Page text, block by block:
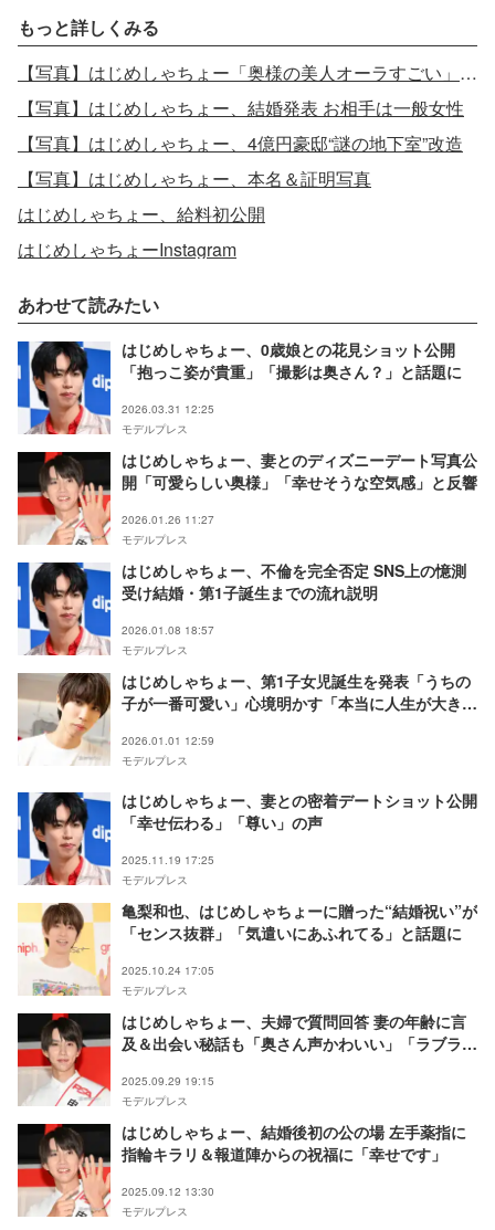
もっと詳しくみる
【写真】はじめしゃちょー「奥様の美人オーラすごい」和装ウェディングフォト
【写真】はじめしゃちょー、結婚発表 お相手は一般女性
【写真】はじめしゃちょー、4億円豪邸“謎の地下室”改造
【写真】はじめしゃちょー、本名＆証明写真
はじめしゃちょー、給料初公開
はじめしゃちょーInstagram
あわせて読みたい
はじめしゃちょー、0歳娘との花見ショット公開
「抱っこ姿が貴重」「撮影は奥さん？」と話題に
2026.03.31 12:25
モデルプレス
はじめしゃちょー、妻とのディズニーデート写真公
開「可愛らしい奥様」「幸せそうな空気感」と反響
2026.01.26 11:27
モデルプレス
はじめしゃちょー、不倫を完全否定 SNS上の憶測
受け結婚・第1子誕生までの流れ説明
2026.01.08 18:57
モデルプレス
はじめしゃちょー、第1子女児誕生を発表「うちの
子が一番可愛い」心境明かす「本当に人生が大きく
2026.01.01 12:59
モデルプレス
はじめしゃちょー、妻との密着デートショット公開
「幸せ伝わる」「尊い」の声
2025.11.19 17:25
モデルプレス
亀梨和也、はじめしゃちょーに贈った“結婚祝い”が
「センス抜群」「気遣いにあふれてる」と話題に
2025.10.24 17:05
モデルプレス
はじめしゃちょー、夫婦で質問回答 妻の年齢に言
及＆出会い秘話も「奥さん声かわいい」「ラブラ
2025.09.29 19:15
モデルプレス
はじめしゃちょー、結婚後初の公の場 左手薬指に
指輪キラリ＆報道陣からの祝福に「幸せです」
2025.09.12 13:30
モデルプレス